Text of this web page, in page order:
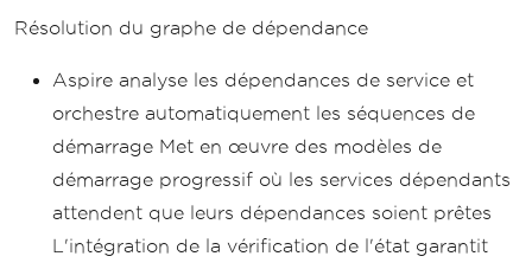
Résolution du graphe de dépendance
Aspire analyse les dépendances de service et
orchestre automatiquement les séquences de
démarrage Met en œuvre des modèles de
démarrage progressif où les services dépendants
attendent que leurs dépendances soient prêtes
L'intégration de la vérification de l'état garantit